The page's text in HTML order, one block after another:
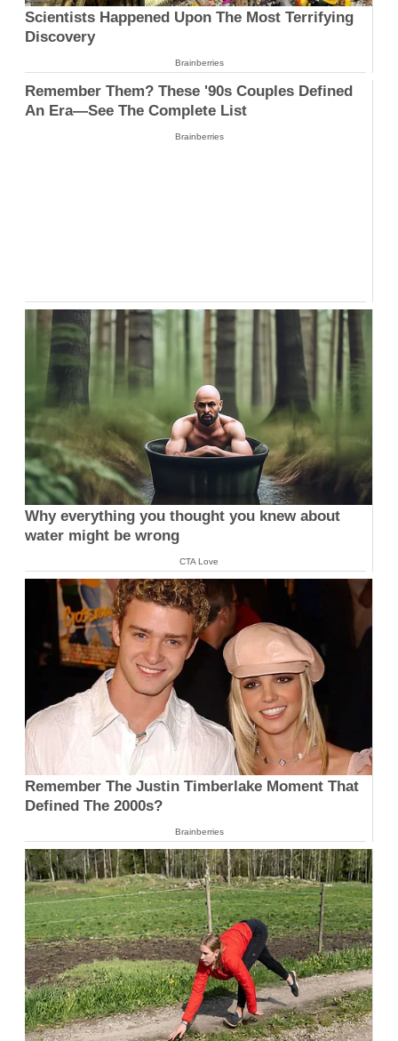
Scientists Happened Upon The Most Terrifying
Discovery
Brainberries
Remember Them? These '90s Couples Defined
An Era—See The Complete List
Brainberries
Why everything you thought you knew about
water might be wrong
CTA Love
Remember The Justin Timberlake Moment That
Defined The 2000s?
Brainberries